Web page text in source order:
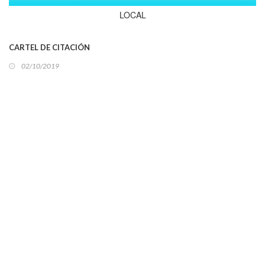
LOCAL
CARTEL DE CITACIÓN
02/10/2019